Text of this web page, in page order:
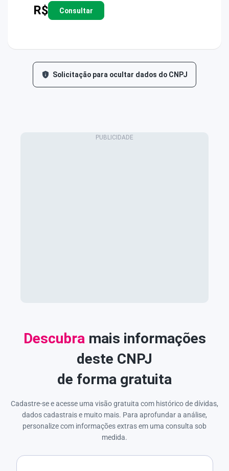
R$ Consultar
Solicitação para ocultar dados do CNPJ
Descubra mais informações
deste CNPJ
de forma gratuita
Cadastre-se e acesse uma visão gratuita com histórico de dívidas,
dados cadastrais e muito mais. Para aprofundar a análise,
personalize com informações extras em uma consulta sob
medida.